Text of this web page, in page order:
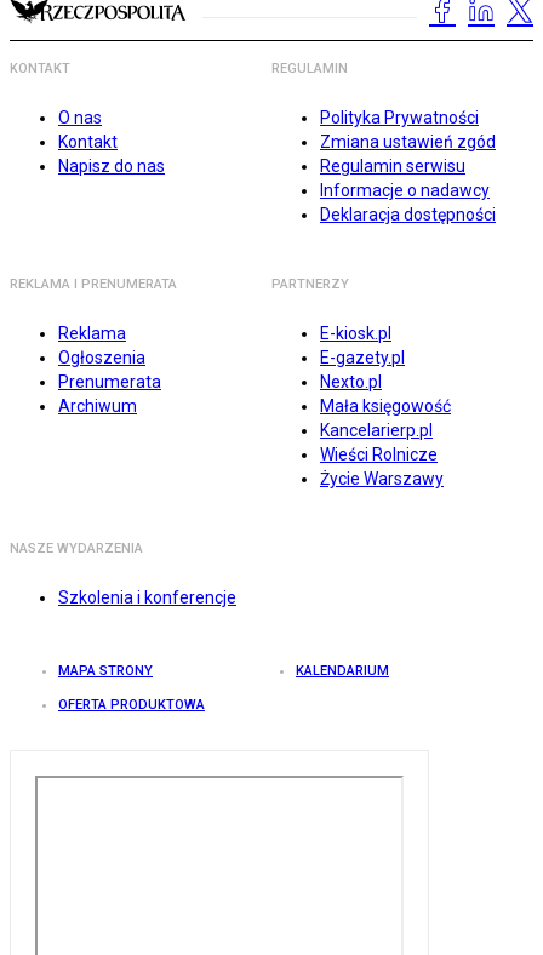
KONTAKT
O nas
Kontakt
Napisz do nas
REGULAMIN
Polityka Prywatności
Zmiana ustawień zgód
Regulamin serwisu
Informacje o nadawcy
Deklaracja dostępności
REKLAMA I PRENUMERATA
Reklama
Ogłoszenia
Prenumerata
Archiwum
PARTNERZY
E-kiosk.pl
E-gazety.pl
Nexto.pl
Mała księgowość
Kancelarierp.pl
Wieści Rolnicze
Życie Warszawy
NASZE WYDARZENIA
Szkolenia i konferencje
MAPA STRONY KALENDARIUM
OFERTA PRODUKTOWA